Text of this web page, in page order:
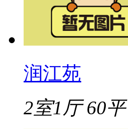
润江苑
2室1厅 60平